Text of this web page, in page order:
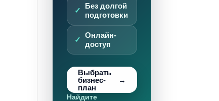
Без долгой
подготовки
Онлайн-
доступ
Выбрать
бизнес-
план
Найдите